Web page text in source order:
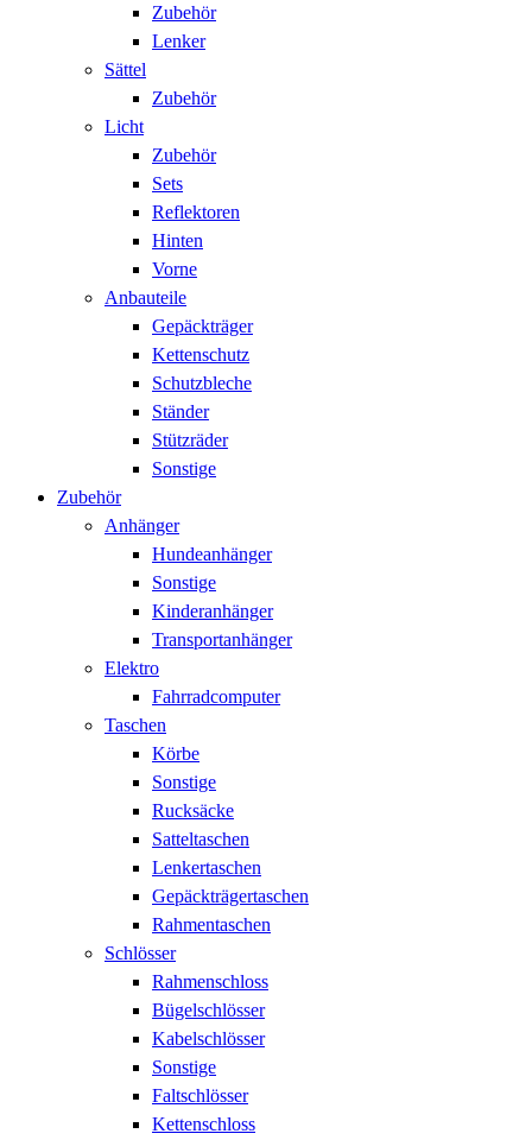
Zubehör
Lenker
Sättel
Zubehör
Licht
Zubehör
Sets
Reflektoren
Hinten
Vorne
Anbauteile
Gepäckträger
Kettenschutz
Schutzbleche
Ständer
Stützräder
Sonstige
Zubehör
Anhänger
Hundeanhänger
Sonstige
Kinderanhänger
Transportanhänger
Elektro
Fahrradcomputer
Taschen
Körbe
Sonstige
Rucksäcke
Satteltaschen
Lenkertaschen
Gepäckträgertaschen
Rahmentaschen
Schlösser
Rahmenschloss
Bügelschlösser
Kabelschlösser
Sonstige
Faltschlösser
Kettenschloss